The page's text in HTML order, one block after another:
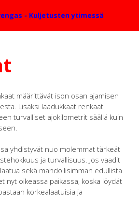
määrittävät ison osan ajamisen
Lisäksi laadukkaat renkaat
turvalliset ajokilometrit säällä kuin
yhdistyvät nuo molemmat tärkeät
ja turvallisuus. Jos vaadit
sekä mahdollisimman edullista
nyt oikeassa paikassa, koska löydät
korkealaatuisia ja